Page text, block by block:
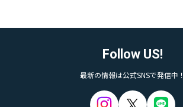
Follow US!
最新の情報は公式SNSで発信中！